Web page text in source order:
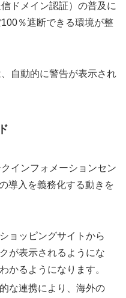
ドメイン認証）の普及に
％遮断できる環境が整
自動的に警告が表示され
インフォメーションセン
導入を義務化する動きを
ョッピングサイトから
が表示されるようにな
かるようになります。
的な連携により、海外の